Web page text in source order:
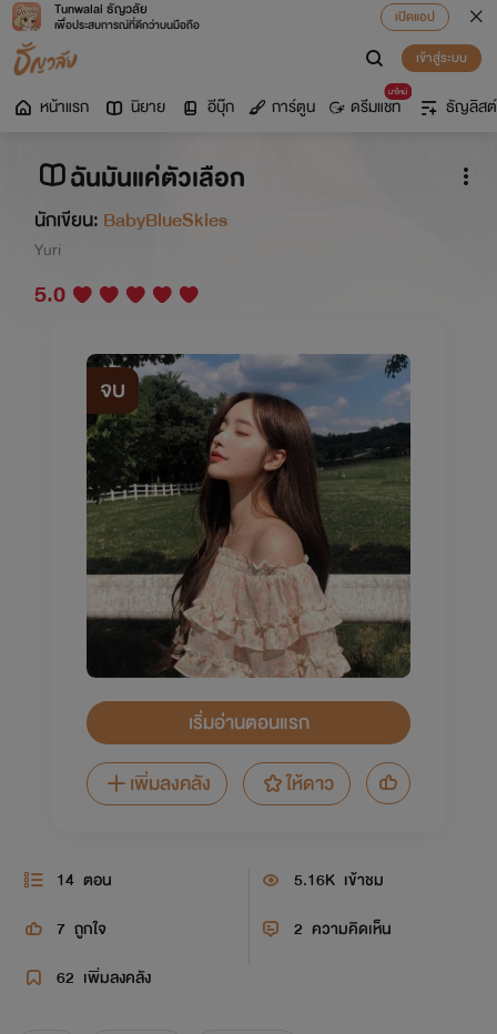
Tunwalai ธัญวลัย
เพื่อประสบการณ์ที่ดีกว่าบนมือถือ
เปิดแอป
เข้าสู่ระบบ
หน้าแรก นิยาย อีบุ๊ก การ์ตูน
มาใหม่
ดรีมแชท ธัญลิสต์
ฉันมันแค่ตัวเลือก
นักเขียน: BabyBlueSkies
Yuri
5.0
จบ
เริ่มอ่านตอนแรก
เพิ่มลงคลัง
ให้ดาว
14 ตอน 5.16K เข้าชม
7 ถูกใจ 2 ความคิดเห็น
62 เพิ่มลงคลัง